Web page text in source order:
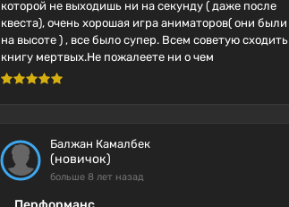
которой не выходишь ни на секунду ( даже после
квеста), очень хорошая игра аниматоров( они были
на высоте ) , все было супер. Всем советую сходить
книгу мертвых.Не пожалеете ни о чем
Балжан Камалбек
(новичок)
больше 8 лет назад